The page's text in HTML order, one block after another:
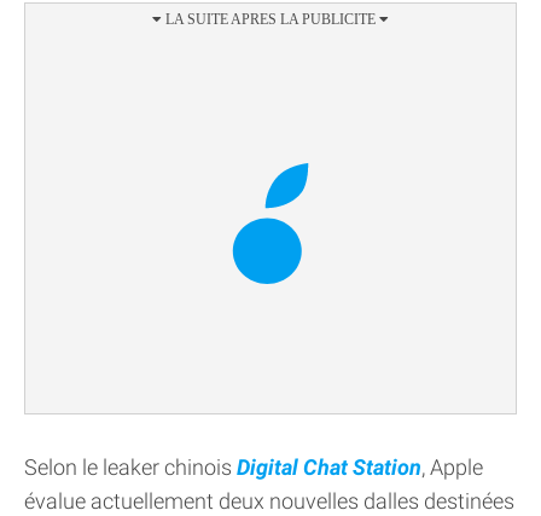
Selon le leaker chinois Digital Chat Station, Apple
évalue actuellement deux nouvelles dalles destinées